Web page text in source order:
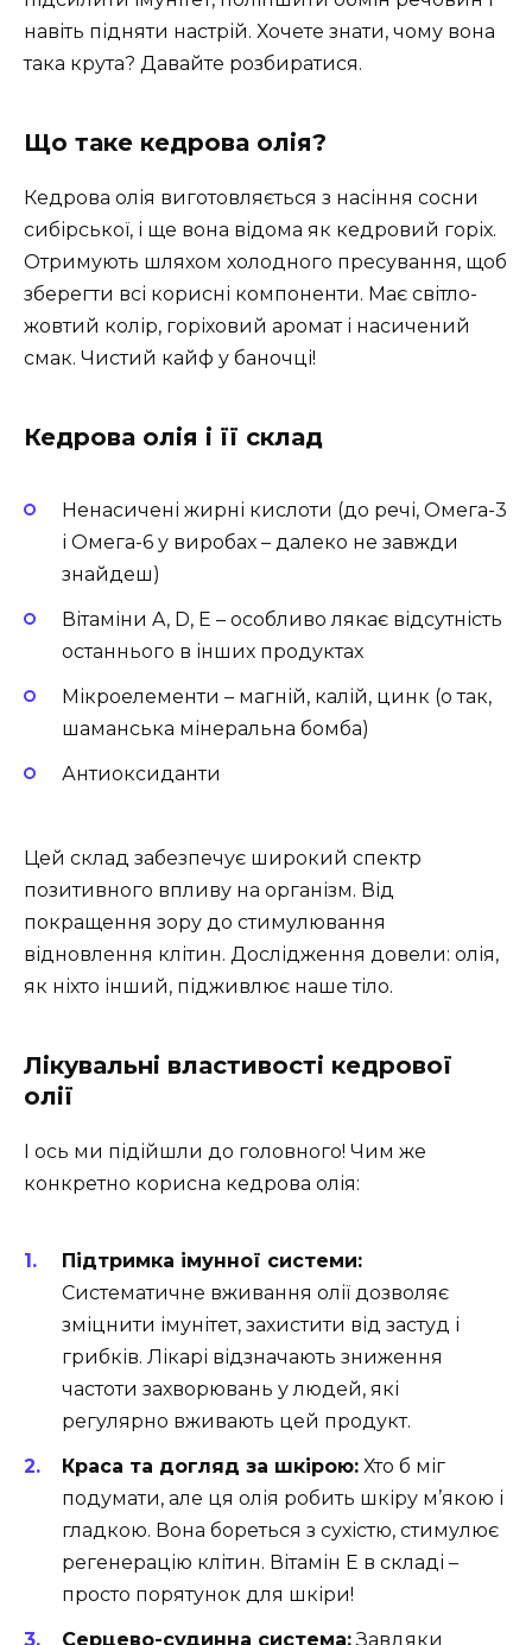
навіть підняти настрій. Хочете знати, чому вона
така крута? Давайте розбиратися.
Що таке кедрова олія?
Кедрова олія виготовляється з насіння сосни
сибірської, і ще вона відома як кедровий горіх.
Отримують шляхом холодного пресування, щоб
зберегти всі корисні компоненти. Має світло-
жовтий колір, горіховий аромат і насичений
смак. Чистий кайф у баночці!
Кедрова олія і її склад
Ненасичені жирні кислоти (до речі, Омега-3
і Омега-6 у виробах – далеко не завжди
знайдеш)
Вітаміни A, D, E – особливо лякає відсутність
останнього в інших продуктах
Мікроелементи – магній, калій, цинк (о так,
шаманська мінеральна бомба)
Антиоксиданти
Цей склад забезпечує широкий спектр
позитивного впливу на організм. Від
покращення зору до стимулювання
відновлення клітин. Дослідження довели: олія,
як ніхто інший, підживлює наше тіло.
Лікувальні властивості кедрової
олії
І ось ми підійшли до головного! Чим же
конкретно корисна кедрова олія:
Підтримка імунної системи:
Систематичне вживання олії дозволяє
зміцнити імунітет, захистити від застуд і
грибків. Лікарі відзначають зниження
частоти захворювань у людей, які
регулярно вживають цей продукт.
Краса та догляд за шкірою: Хто б міг
подумати, але ця олія робить шкіру м’якою і
гладкою. Вона бореться з сухістю, стимулює
регенерацію клітин. Вітамін Е в складі –
просто порятунок для шкіри!
Серцево-судинна система:Завдяки